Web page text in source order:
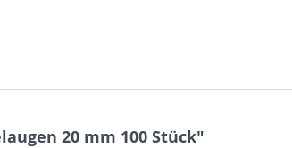
20 mm 100 Stück"